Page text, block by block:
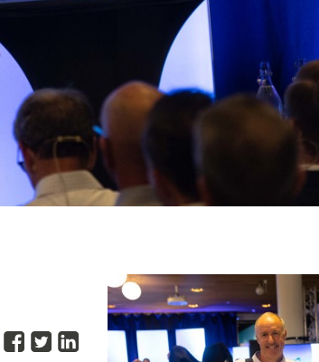
Del på Facebook
Del på Twitter
Del på LinkedIn